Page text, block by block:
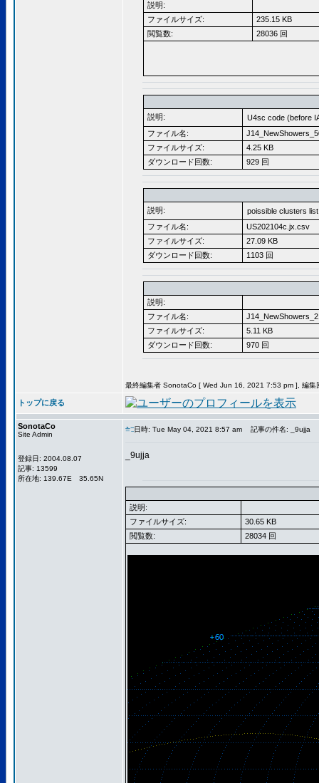
説明:
ファイルサイズ:
235.15 KB
閲覧数:
28036 回
説明:
U4sc code (before
ファイル名:
ファイルサイズ:
4.25 KB
ダウンロード回数:
929 回
説明:
poissible clusters
ファイル名:
US202104c.jx.csv
ファイルサイズ:
27.09 KB
ダウンロード回数:
1103 回
説明:
ファイル名:
ファイルサイズ:
5.11 KB
ダウンロード回数:
970 回
最終編集者 SonotaCo [ Wed Jun 16, 2021 7:53 pm ], 編集
トップに戻る
SonotaCo
Site Admin
登録日: 2004.08.07
記事: 13599
所在地: 139.67E 35.65N
日時: Tue May 04, 2021 8:57 am 記事の件名: _9ujja
_9ujja
説明:
ファイルサイズ:
30.65 KB
閲覧数:
28034 回